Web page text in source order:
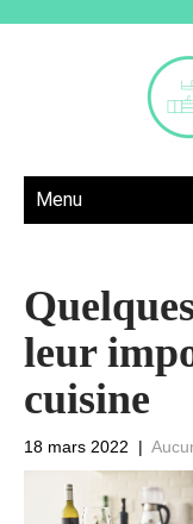
Menu
leur
cuisine
18 mars 2022 |